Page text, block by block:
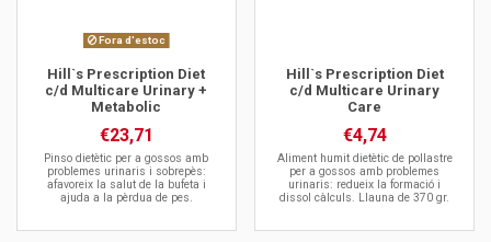
Fora d'estoc
Hill`s Prescription Diet
c/d Multicare Urinary +
Metabolic
€23,71
Pinso dietètic per a gossos amb
problemes urinaris i sobrepès:
afavoreix la salut de la bufeta i
ajuda a la pèrdua de pes.
Hill`s Prescription Diet
c/d Multicare Urinary
Care
€4,74
Aliment humit dietètic de pollastre
per a gossos amb problemes
urinaris: redueix la formació i
dissol càlculs. Llauna de 370 gr.